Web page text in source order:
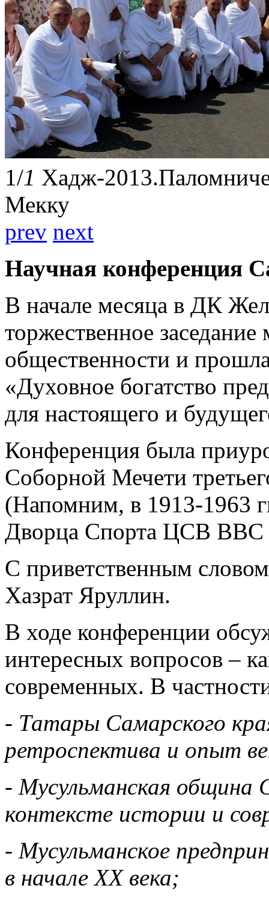
1/1 Хадж-
Мекку
prev next
Научная конференция
В начале месяца в ДК
торжественное
общественности и
«Духовное богатство
для настоящего и
Конференция была
Соборной Мечети
(Напомним, в 1913-1963
Дворца Спорта ЦСВ ВВС
С приветственным
Хазрат Яруллин.
В ходе конференции
интересных вопросов –
современных. В
- Татары Самарского
ретроспектива и опыт
- Мусульманская община
контексте истории и
- Мусульманское
в начале ХХ века;